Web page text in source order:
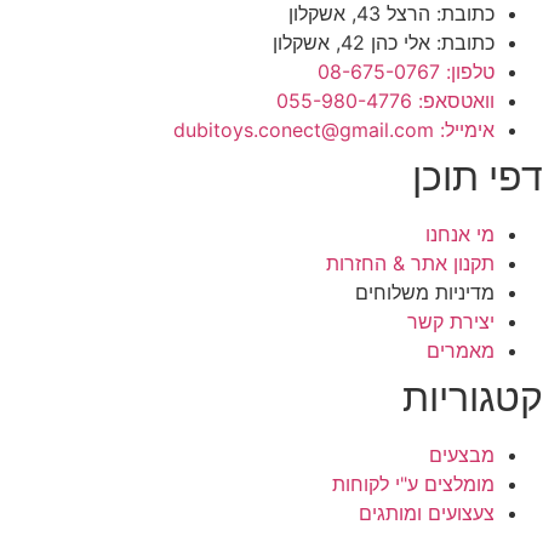
כתובת: הרצל 43, אשקלון
כתובת: אלי כהן 42, אשקלון
טלפון: 08-675-0767
וואטסאפ: 055-980-4776
אימייל: dubitoys.conect@gmail.com
תוכן
מי אנחנו
תקנון אתר & החזרות
מדיניות משלוחים
יצירת קשר
מאמרים
מבצעים
מומלצים ע"י לקוחות
צעצועים ומותגים